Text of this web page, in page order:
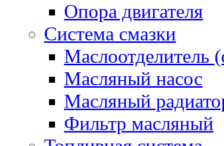
Опора двигателя
Система смазки
Маслоотделитель
Масляный насос
Масляный
Фильтр масляный